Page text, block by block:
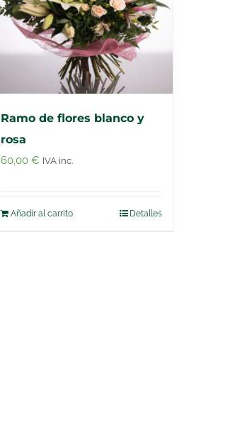
Ramo de flores blanco y
rosa
60,00€ IVA inc.
Añadir al carrito Detalles